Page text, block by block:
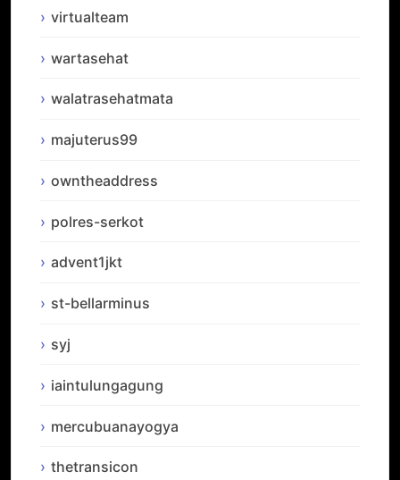
virtualteam
wartasehat
walatrasehatmata
majuterus99
owntheaddress
polres-serkot
advent1jkt
st-bellarminus
syj
iaintulungagung
mercubuanayogya
thetransicon